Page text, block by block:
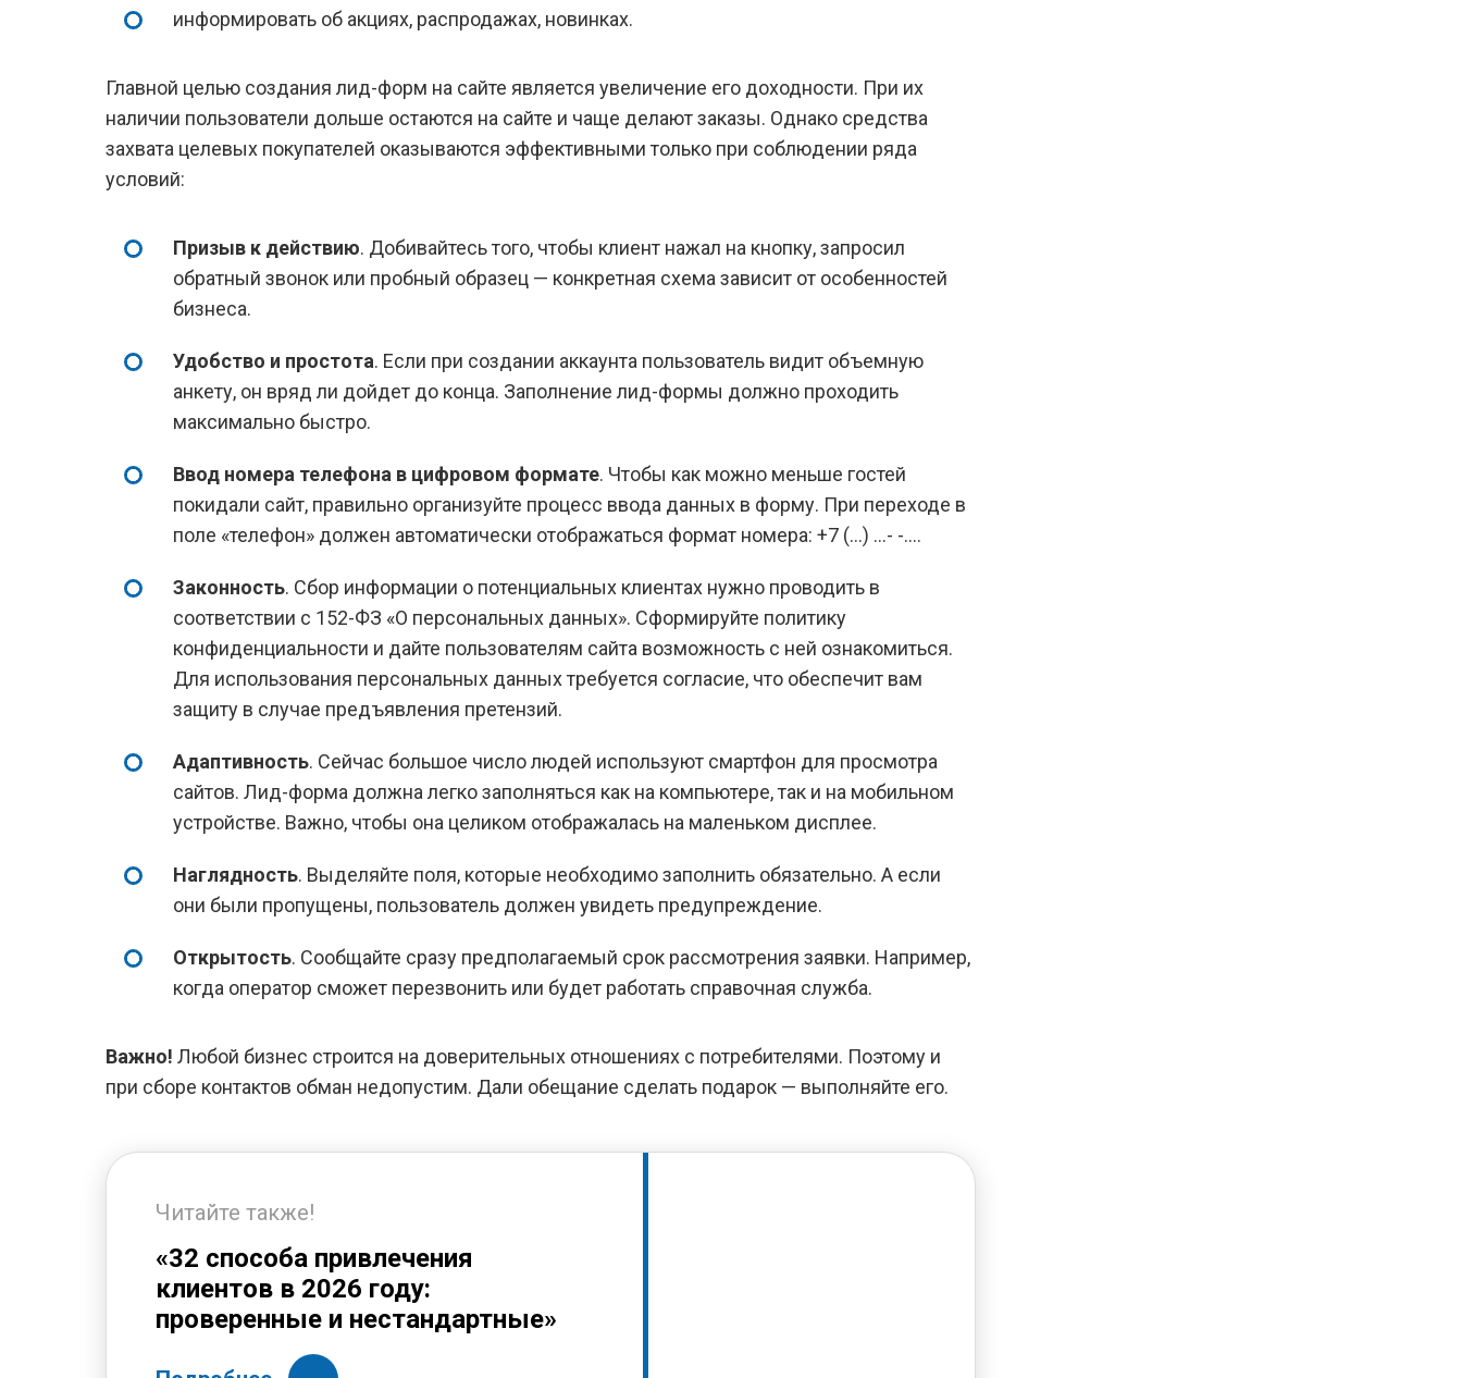
информировать об акциях, распродажах, новинках.
Главной целью создания лид-форм на сайте является увеличение его доходности. При их
наличии пользователи дольше остаются на сайте и чаще делают заказы. Однако средства
захвата целевых покупателей оказываются эффективными только при соблюдении ряда
условий:
Призыв к действию. Добивайтесь того, чтобы клиент нажал на кнопку, запросил
обратный звонок или пробный образец — конкретная схема зависит от особенностей
бизнеса.
Удобство и простота. Если при создании аккаунта пользователь видит объемную
анкету, он вряд ли дойдет до конца. Заполнение лид-формы должно проходить
максимально быстро.
Ввод номера телефона в цифровом формате. Чтобы как можно меньше гостей
покидали сайт, правильно организуйте процесс ввода данных в форму. При переходе в
поле «телефон» должен автоматически отображаться формат номера: +7 (…) …- -….
Законность. Сбор информации о потенциальных клиентах нужно проводить в
соответствии с 152-ФЗ «О персональных данных». Сформируйте политику
конфиденциальности и дайте пользователям сайта возможность с ней ознакомиться.
Для использования персональных данных требуется согласие, что обеспечит вам
защиту в случае предъявления претензий.
Адаптивность. Сейчас большое число людей используют смартфон для просмотра
сайтов. Лид-форма должна легко заполняться как на компьютере, так и на мобильном
устройстве. Важно, чтобы она целиком отображалась на маленьком дисплее.
Наглядность. Выделяйте поля, которые необходимо заполнить обязательно. А если
они были пропущены, пользователь должен увидеть предупреждение.
Открытость. Сообщайте сразу предполагаемый срок рассмотрения заявки. Например,
когда оператор сможет перезвонить или будет работать справочная служба.
Важно! Любой бизнес строится на доверительных отношениях с потребителями. Поэтому и
при сборе контактов обман недопустим. Дали обещание сделать подарок — выполняйте его.
Читайте также!
«32 способа привлечения
клиентов в 2026 году:
проверенные и нестандартные»